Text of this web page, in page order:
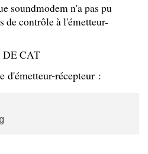
soundmodem n'a pas pu
de contrôle à l'émetteur-
DE CAT
d'émetteur-récepteur :